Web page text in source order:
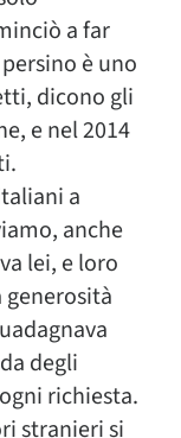
a far
è uno
dicono gli
e nel 2014
a
anche
lei, e loro
generosità
degli
richiesta.
stranieri si